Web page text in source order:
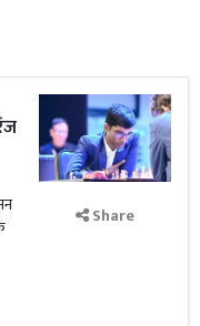
Share